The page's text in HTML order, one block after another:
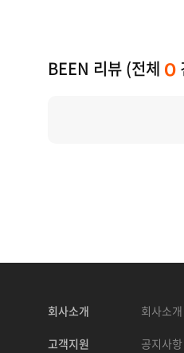
BEEN 리뷰 (전체 0
회사소개 회사소개
고객지원 공지사항